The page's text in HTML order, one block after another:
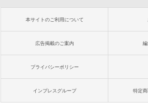
本サイトのご利用について
広告掲載のご案内
プライバシーポリシー
インプレスグループ 特定